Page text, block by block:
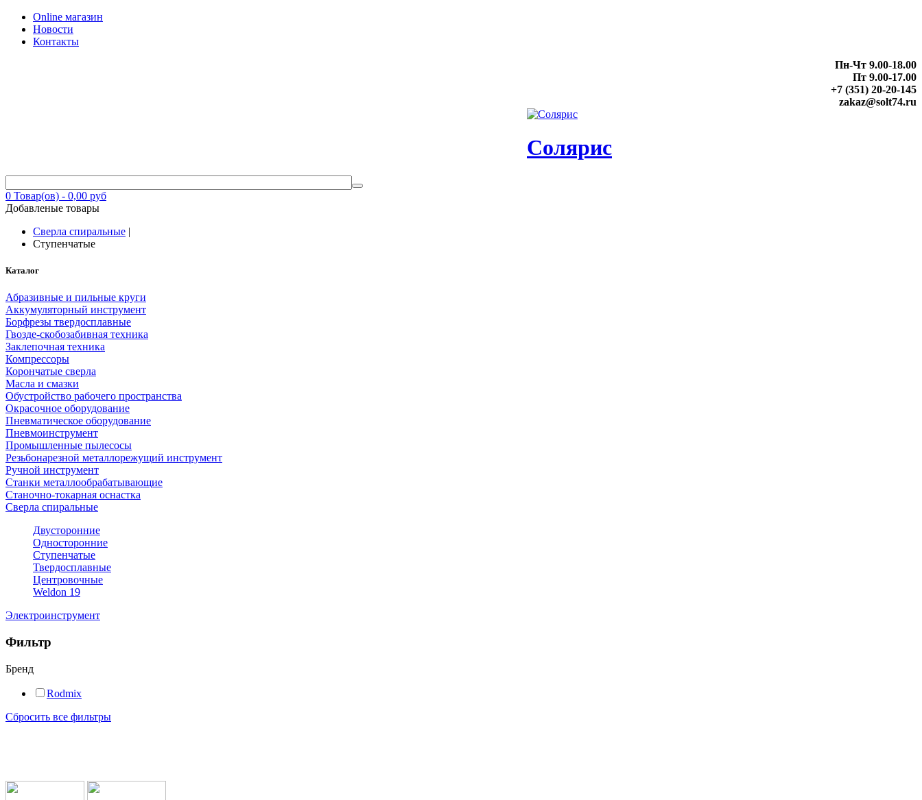
Online магазин
Новости
Контакты
Пн-Чт 9.00-18.00
Пт 9.00-17.00
+7 (351) 20-20-145
zakaz@solt74.ru
Солярис
0 Товар(ов) - 0,00 руб
Добавленые товары
Сверла спиральные |
Ступенчатые
Каталог
Абразивные и пильные круги
Аккумуляторный инструмент
Борфрезы твердосплавные
Гвозде-скобозабивная техника
Заклепочная техника
Компрессоры
Корончатые сверла
Масла и смазки
Обустройство рабочего пространства
Окрасочное оборудование
Пневматическое оборудование
Пневмоинструмент
Промышленные пылесосы
Резьбонарезной металлорежущий инструмент
Ручной инструмент
Станки металлообрабатывающие
Станочно-токарная оснастка
Сверла спиральные
Двусторонние
Односторонние
Ступенчатые
Твердосплавные
Центровочные
Weldon 19
Электроинструмент
Фильтр
Бренд
Rodmix
Сбросить все фильтры